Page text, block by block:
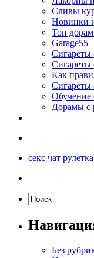
Сливы
Новинки
Топ
Garage55
Сигареты
Сигареты
Как
Сигареты
Обучение
Дорамы с
секс чат рулетка
Без